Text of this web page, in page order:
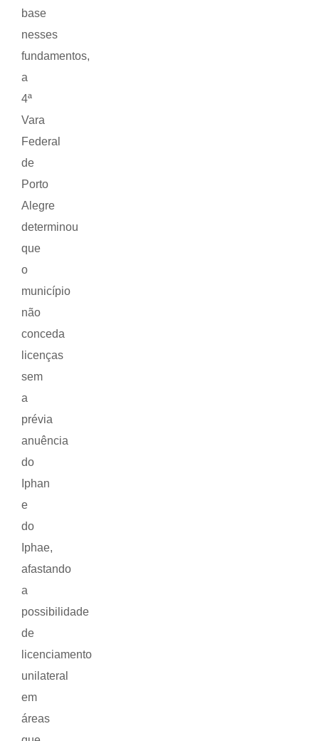
base
nesses
fundamentos,
a
4ª
Vara
Federal
de
Porto
Alegre
determinou
que
o
município
não
conceda
licenças
sem
a
prévia
anuência
do
Iphan
e
do
Iphae,
afastando
a
possibilidade
de
licenciamento
unilateral
em
áreas